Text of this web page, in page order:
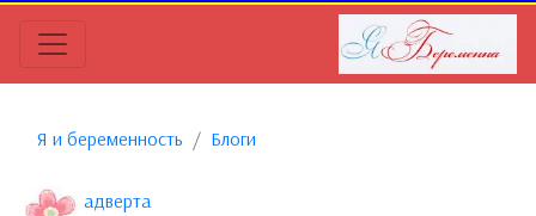
Я и беременность Блоги
адверта